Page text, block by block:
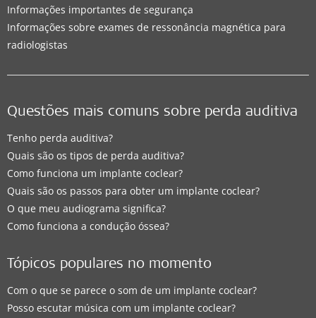
Informações importantes de segurança
Informações sobre exames de ressonância magnética para
radiologistas
Questões mais comuns sobre perda auditiva
Tenho perda auditiva?
Quais são os tipos de perda auditiva?
Como funciona um implante coclear?
Quais são os passos para obter um implante coclear?
O que meu audiograma significa?
Como funciona a condução óssea?
Tópicos populares no momento
Com o que se parece o som de um implante coclear?
Posso escutar música com um implante coclear?